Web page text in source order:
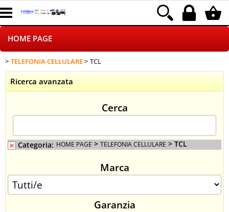
HOME PAGE
CHI SIAMO
LOGISTICA
NEGOZI ON LINE
DROPSHIPPING
SINCRONIZZATI CON NOI
SPEDIZIONI
TELEFONIA CELLULARE TCL
Ricerca avanzata
Cerca
Categoria: HOME PAGE > TELEFONIA CELLULARE > TCL
Marca
Garanzia